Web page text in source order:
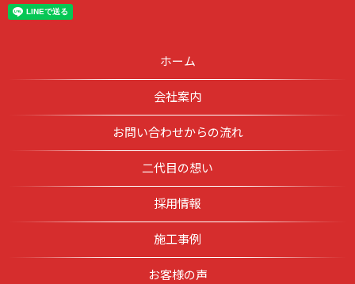
ホーム
会社案内
お問い合わせからの流れ
二代目の想い
採用情報
施工事例
お客様の声